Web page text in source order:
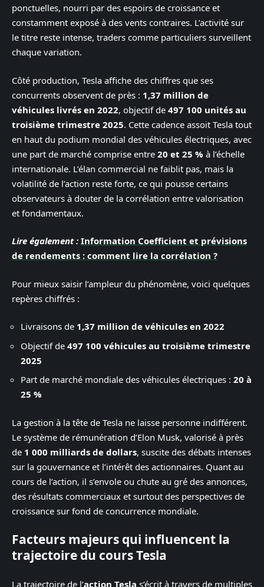
ponctuelles, nourri par des espoirs de croissance et
constamment exposé à des vents contraires. L’activité sur
le titre reste intense, traders comme particuliers surveillent
chaque variation.
Côté production, Tesla affiche des chiffres que ses
concurrents observent de près : 1,37 million de
véhicules livrés en 2022, objectif de 497 100 unités au
troisième trimestre 2025. Cette cadence assoit Tesla tout
en haut du podium mondial des véhicules électriques, avec
une part de marché comprise entre 20 et 25 % à l’échelle
internationale. L’élan commercial ne faiblit pas, mais la
volatilité de l’action reste forte, ce qui pousse certains
observateurs à douter de la corrélation entre valorisation
et fondamentaux.
Lire également : Information Coefficient et prévisions
de rendements : comment lire la corrélation ?
Pour mieux saisir l’ampleur du phénomène, voici quelques
repères chiffrés :
Livraisons de 1,37 million de véhicules en 2022
Objectif de 497 100 véhicules au troisième trimestre
2025
Part de marché mondiale des véhicules électriques : 20 à
25 %
La gestion à la tête de Tesla ne laisse personne indifférent.
Le système de rémunération d’Elon Musk, valorisé à près
de 1 000 milliards de dollars, suscite des débats intenses
sur la gouvernance et l’intérêt des actionnaires. Quant au
cours de l’action, il s’envole ou chute au gré des annonces,
des résultats commerciaux et surtout des perspectives de
croissance sur fond de concurrence mondiale.
Facteurs majeurs qui influencent la
trajectoire du cours Tesla
La trajectoire de l’action Tesla s’écrit à travers de multiples